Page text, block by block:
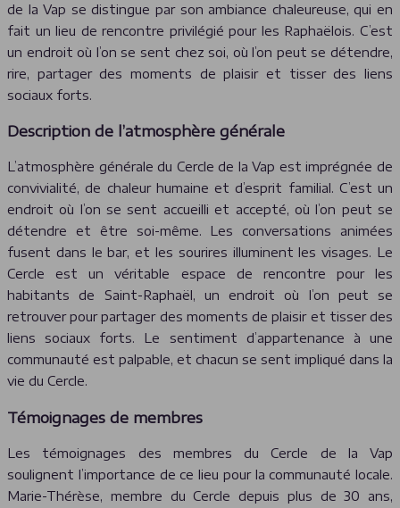
de la Vap se distingue par son ambiance chaleureuse, qui en
fait un lieu de rencontre privilégié pour les Raphaëlois. C’est
un endroit où l’on se sent chez soi, où l’on peut se détendre,
rire, partager des moments de plaisir et tisser des liens
sociaux forts.
Description de l’atmosphère générale
L’atmosphère générale du Cercle de la Vap est imprégnée de
convivialité, de chaleur humaine et d’esprit familial. C’est un
endroit où l’on se sent accueilli et accepté, où l’on peut se
détendre et être soi-même. Les conversations animées
fusent dans le bar, et les sourires illuminent les visages. Le
Cercle est un véritable espace de rencontre pour les
habitants de Saint-Raphaël, un endroit où l’on peut se
retrouver pour partager des moments de plaisir et tisser des
liens sociaux forts. Le sentiment d’appartenance à une
communauté est palpable, et chacun se sent impliqué dans la
vie du Cercle.
Témoignages de membres
Les témoignages des membres du Cercle de la Vap
soulignent l’importance de ce lieu pour la communauté locale.
Marie-Thérèse, membre du Cercle depuis plus de 30 ans,